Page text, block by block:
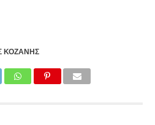
ΚΟΖΆΝΗΣ